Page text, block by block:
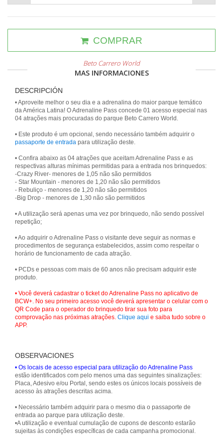
COMPRAR
Beto Carrero World
MAS INFORMACIONES
DESCRIPCIÓN
• Aproveite melhor o seu dia e a adrenalina do maior parque temático
da América Latina! O Adrenaline Pass concede 01 acesso especial nas
04 atrações mais procuradas do parque Beto Carrero World.
• Este produto é um opcional, sendo necessário também adquirir o
passaporte de entrada para utilização deste.
• Confira abaixo as 04 atrações que aceitam Adrenaline Pass e as
respectivas alturas mínimas permitidas para a entrada nos brinquedos:
-Crazy River- menores de 1,05 não são permitidos
- Star Mountain - menores de 1,20 não são permitidos
- Rebuliço - menores de 1,20 não são permitidos
-Big Drop - menores de 1,30 não são permitidos
• A utilização será apenas uma vez por brinquedo, não sendo possível
repetição;
• Ao adquirir o Adrenaline Pass o visitante deve seguir as normas e
procedimentos de segurança estabelecidos, assim como respeitar o
horário de funcionamento de cada atração.
• PCDs e pessoas com mais de 60 anos não precisam adquirir este
produto.
• Você deverá cadastrar o ticket do Adrenaline Pass no aplicativo de
BCW+. No seu primeiro acesso você deverá apresentar o celular com o
QR Code para o operador do brinquedo tirar sua foto para
comprovação nas próximas atrações. Clique aqui e saiba tudo sobre o
APP.
OBSERVACIONES
• Os locais de acesso especial para utilização do Adrenaline Pass
estão identificados com pelo menos uma das seguintes sinalizações:
Placa, Adesivo e/ou Portal, sendo estes os únicos locais possíveis de
acesso às atrações descritas acima.
• Necessário também adquirir para o mesmo dia o passaporte de
entrada ao parque para utilização deste.
•A utilização e eventual cumulação de cupons de desconto estarão
sujeitas às condições específicas de cada campanha promocional.